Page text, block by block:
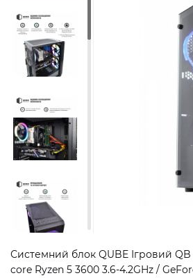
Системний блок QUBE Ігровий QB
core Ryzen 5 3600 3.6-4.2GHz /